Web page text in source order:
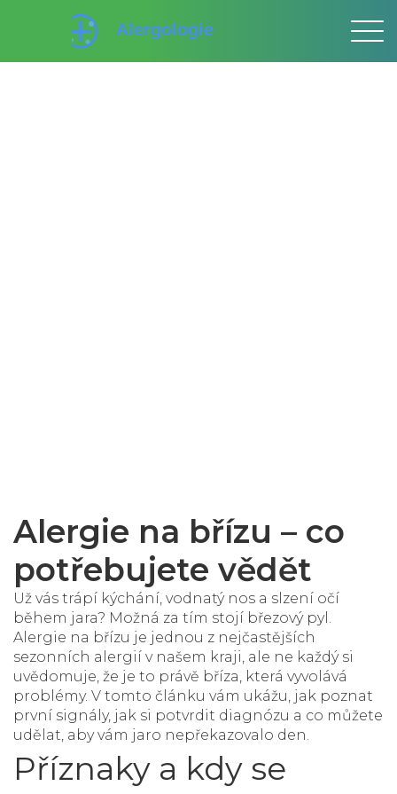
Alergie na břízu – co
potřebujete vědět
Už vás trápí kýchání, vodnatý nos a slzení očí
během jara? Možná za tím stojí březový pyl.
Alergie na břízu je jednou z nejčastějších
sezonních alergií v našem kraji, ale ne každý si
uvědomuje, že je to právě bříza, která vyvolává
problémy. V tomto článku vám ukážu, jak poznat
první signály, jak si potvrdit diagnózu a co můžete
udělat, aby vám jaro nepřekazovalo den.
Příznaky a kdy se